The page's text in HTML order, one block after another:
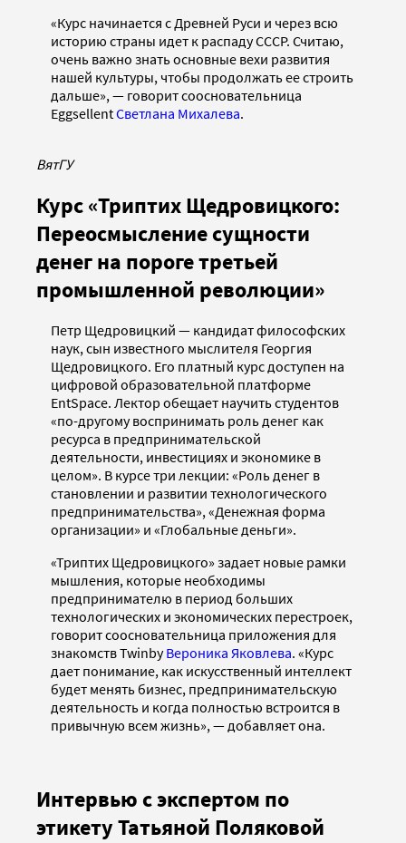
«Курс начинается с Древней Руси и через всю
историю страны идет к распаду СССР. Считаю,
очень важно знать основные вехи развития
нашей культуры, чтобы продолжать ее строить
дальше», — говорит соосновательница
EggsellentСветлана Михалева.
ВятГУ
Курс «Триптих Щедровицкого:
Переосмысление сущности
денег на пороге третьей
промышленной революции»
Петр Щедровицкий — кандидат философских
наук, сын известного мыслителя Георгия
Щедровицкого. Его платный курс доступен на
цифровой образовательной платформе
EntSpace. Лектор обещает научить студентов
«по-другому воспринимать роль денег как
ресурса в предпринимательской
деятельности, инвестициях и экономике в
целом». В курсе три лекции: «Роль денег в
становлении и развитии технологического
предпринимательства», «Денежная форма
организации» и «Глобальные деньги».
«Триптих Щедровицкого» задает новые рамки
мышления, которые необходимы
предпринимателю в период больших
технологических и экономических перестроек,
говорит соосновательница приложения для
знакомств TwinbyВероника Яковлева. «Курс
дает понимание, как искусственный интеллект
будет менять бизнес, предпринимательскую
деятельность и когда полностью встроится в
привычную всем жизнь», — добавляет она.
Интервью с экспертом по
этикету Татьяной Поляковой